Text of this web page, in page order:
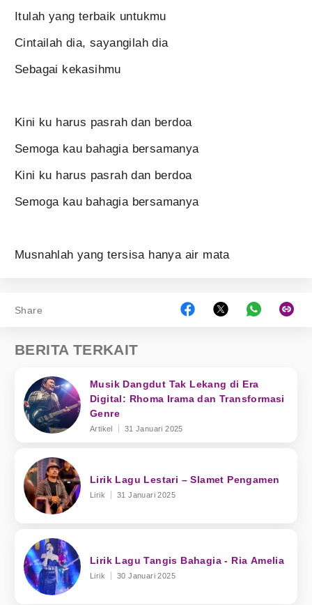
Itulah yang terbaik untukmu
Cintailah dia, sayangilah dia
Sebagai kekasihmu
Kini ku harus pasrah dan berdoa
Semoga kau bahagia bersamanya
Kini ku harus pasrah dan berdoa
Semoga kau bahagia bersamanya
Musnahlah yang tersisa hanya air mata
Share
BERITA TERKAIT
Musik Dangdut Tak Lekang di Era
Digital: Rhoma Irama dan Transformasi
Genre
Artikel 31 Januari 2025
Lirik Lagu Lestari – Slamet Pengamen
Lirik 31 Januari 2025
Lirik Lagu Tangis Bahagia - Ria Amelia
Lirik 30 Januari 2025